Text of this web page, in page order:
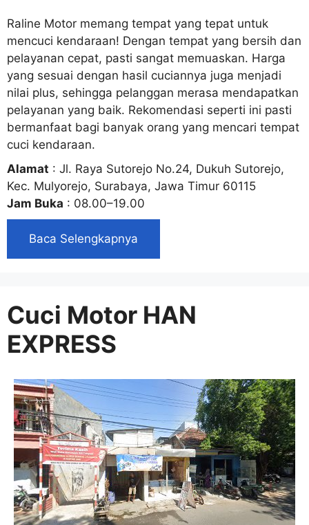
Raline Motor memang tempat yang tepat untuk
mencuci kendaraan! Dengan tempat yang bersih dan
pelayanan cepat, pasti sangat memuaskan. Harga
yang sesuai dengan hasil cuciannya juga menjadi
nilai plus, sehingga pelanggan merasa mendapatkan
pelayanan yang baik. Rekomendasi seperti ini pasti
bermanfaat bagi banyak orang yang mencari tempat
cuci kendaraan.
Alamat : Jl. Raya Sutorejo No.24, Dukuh Sutorejo,
Kec. Mulyorejo, Surabaya, Jawa Timur 60115
Jam Buka : 08.00–19.00
Baca Selengkapnya
Cuci Motor HAN
EXPRESS